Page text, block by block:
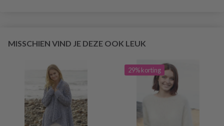
MISSCHIEN VIND JE DEZE OOK LEUK
29% korting